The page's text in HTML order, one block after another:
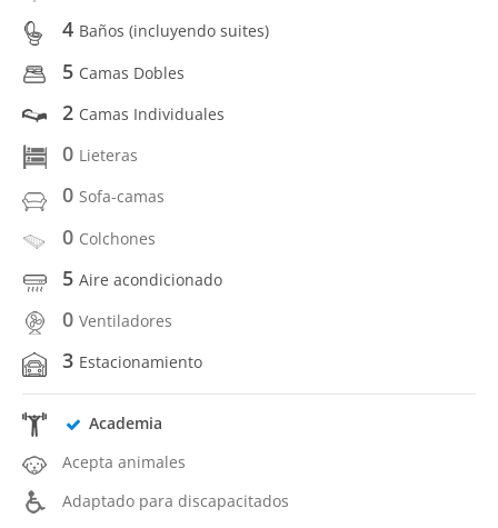
4 Baños (incluyendo suites)
5 Camas Dobles
2 Camas Individuales
0 Lieteras
0 Sofa-camas
0 Colchones
5 Aire acondicionado
0 Ventiladores
3 Estacionamiento
Academia
Acepta animales
Adaptado para discapacitados